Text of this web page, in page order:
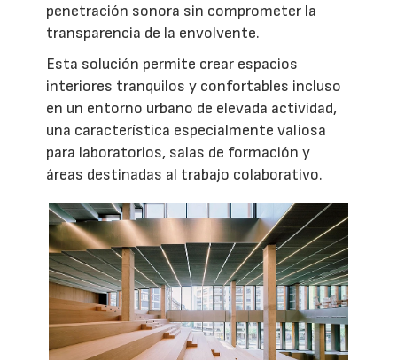
penetración sonora sin comprometer la
transparencia de la envolvente.
Esta solución permite crear espacios
interiores tranquilos y confortables incluso
en un entorno urbano de elevada actividad,
una característica especialmente valiosa
para laboratorios, salas de formación y
áreas destinadas al trabajo colaborativo.